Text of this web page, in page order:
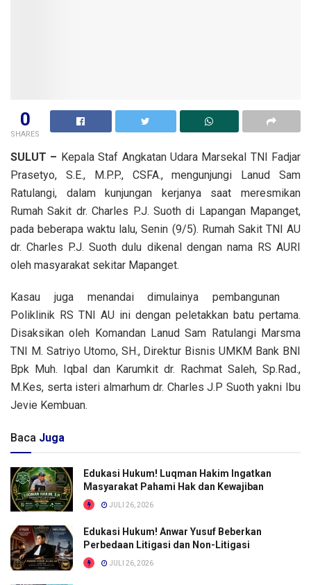
0
SHARES
SULUT – Kepala Staf Angkatan Udara Marsekal TNI Fadjar
Prasetyo, S.E., M.P.P., CSFA., mengunjungi Lanud Sam
Ratulangi, dalam kunjungan kerjanya saat meresmikan
Rumah Sakit dr. Charles P.J. Suoth di Lapangan Mapanget,
pada beberapa waktu lalu, Senin (9/5). Rumah Sakit TNI AU
dr. Charles P.J. Suoth dulu dikenal dengan nama RS AURI
oleh masyarakat sekitar Mapanget.
Kasau juga menandai dimulainya pembangunan
Poliklinik RS TNI AU ini dengan peletakkan batu pertama.
Disaksikan oleh Komandan Lanud Sam Ratulangi Marsma
TNI M. Satriyo Utomo, SH., Direktur Bisnis UMKM Bank BNI
Bpk Muh. Iqbal dan Karumkit dr. Rachmat Saleh, Sp.Rad.,
M.Kes, serta isteri almarhum dr. Charles J.P Suoth yakni Ibu
Jevie Kembuan.
Baca Juga
Edukasi Hukum! Luqman Hakim Ingatkan
Masyarakat Pahami Hak dan Kewajiban
JULI 26, 2026
Edukasi Hukum! Anwar Yusuf Beberkan
Perbedaan Litigasi dan Non-Litigasi
JULI 26, 2026